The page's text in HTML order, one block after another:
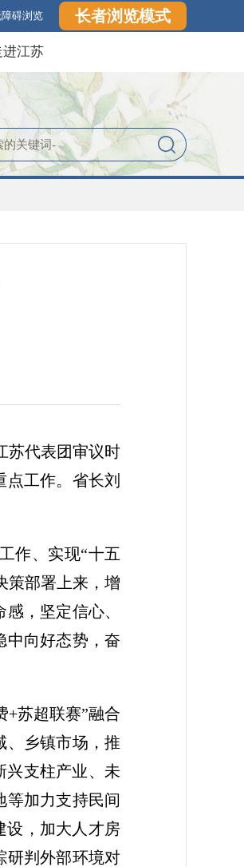
碍浏览 长者浏览模式
进江苏
苏代表团审议时
工作。省长刘
作、实现“十五
策部署上来，增
，坚定信心、
中向好态势，奋
+苏超联赛”融合
、乡镇市场，推
兴支柱产业、未
等加力支持民间
设，加大人才房
研判外部环境对